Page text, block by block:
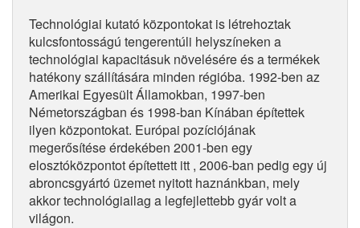
Technológiai kutató központokat is létrehoztak
kulcsfontosságú tengerentúli helyszíneken a
technológiai kapacitásuk növelésére és a termékek
hatékony szállítására minden régióba. 1992-ben az
Amerikai Egyesült Államokban, 1997-ben
Németországban és 1998-ban Kínában építettek
ilyen központokat. Európai pozíciójának
megerősítése érdekében 2001-ben egy
elosztóközpontot építettett itt , 2006-ban pedig egy új
abroncsgyártó üzemet nyitott haznánkban, mely
akkor technológiailag a legfejlettebb gyár volt a
világon.